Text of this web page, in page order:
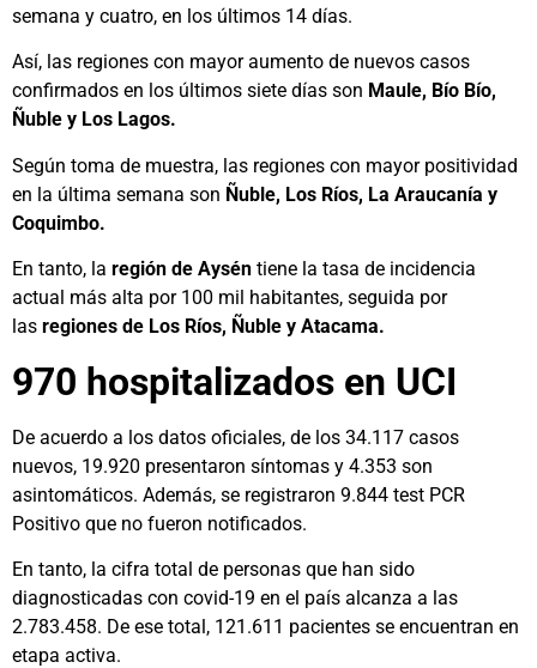
semana y cuatro, en los últimos 14 días.
Así, las regiones con mayor aumento de nuevos casos
confirmados en los últimos siete días son Maule, Bío Bío,
Ñuble y Los Lagos.
Según toma de muestra, las regiones con mayor positividad
en la última semana son Ñuble, Los Ríos, La Araucanía y
Coquimbo.
En tanto, la región de Aysén tiene la tasa de incidencia
actual más alta por 100 mil habitantes, seguida por
las regiones de Los Ríos, Ñuble y Atacama.
970 hospitalizados en UCI
De acuerdo a los datos oficiales, de los 34.117 casos
nuevos, 19.920 presentaron síntomas y 4.353 son
asintomáticos. Además, se registraron 9.844 test PCR
Positivo que no fueron notificados.
En tanto, la cifra total de personas que han sido
diagnosticadas con covid-19 en el país alcanza a las
2.783.458. De ese total, 121.611 pacientes se encuentran en
etapa activa.